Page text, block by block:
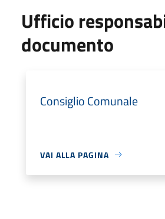
Ufficio
documento
Consiglio Comunale
VAI ALLA PAGINA